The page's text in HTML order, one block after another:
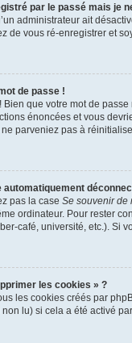
par le passé mais je
administrateur ait
de vous ré-enregistrer et
de passe !
Bien que votre mot de
énoncées et vous
parveniez pas à
automatiquement
pas la case Se souvenir de
ordinateur. Pour rester
café, université, etc.). Si
les cookies » ?
les cookies créés par
lu) si cela a été activé